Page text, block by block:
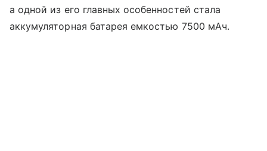
а одной из его главных особенностей стала
аккумуляторная батарея емкостью 7500 мАч.